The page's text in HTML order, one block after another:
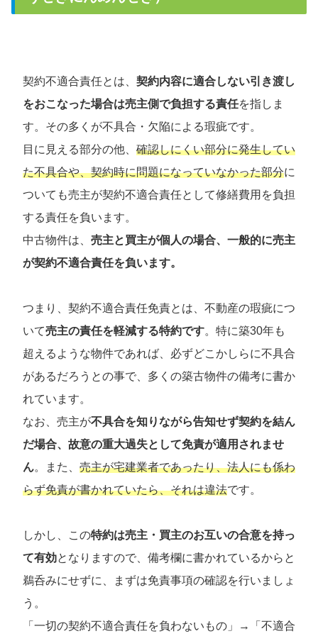
契約不適合責任とは、 契約内容に適合しない引き渡し
をおこなった場合は売主側で負担する責任を指しま
す。その多くが不具合・欠陥による瑕疵です。
目に見える部分の他、 確認しにくい部分に発生してい
た不具合や、契約時に問題になっていなかった部分に
ついても売主が契約不適合責任として修繕費用を負担
する責任を負います。
中古物件は、 売主と買主が個人の場合、一般的に売主
が契約不適合責任を負います。
つまり、契約不適合責任免責とは、不動産の瑕疵につ
いて売主の責任を軽減する特約です。特に築30年も
超えるような物件であれば、必ずどこかしらに不具合
があるだろうとの事で、多くの築古物件の備考に書か
れています。
なお、売主が不具合を知りながら告知せず契約を結ん
だ場合、故意の重大過失として免責が適用されませ
ん。また、 売主が宅建業者であったり、法人にも係わ
らず免責が書かれていたら、それは違法です。
しかし、この特約は売主・買主のお互いの合意を持っ
て有効となりますので、備考欄に書かれているからと
鵜呑みにせずに、まずは免責事項の確認を行いましょ
う。
「一切の契約不適合責任を負わないもの」→「不適合